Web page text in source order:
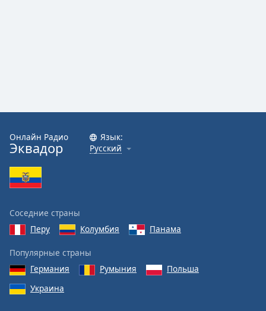
Онлайн Радио
Эквадор
Язык:
Русский
Соседние страны
Перу
Колумбия Панама
Популярные страны
Германия
Румыния
Польша
Украина